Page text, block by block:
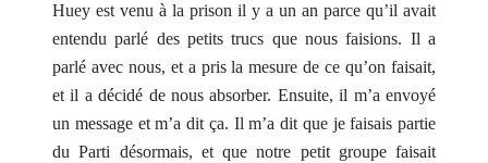
Huey est venu à la prison il y a un an parce qu’il avait
entendu parlé des petits trucs que nous faisions. Il a
parlé avec nous, et a pris la mesure de ce qu’on faisait,
et il a décidé de nous absorber. Ensuite, il m’a envoyé
un message et m’a dit ça. Il m’a dit que je faisais partie
du Parti désormais, et que notre petit groupe faisait